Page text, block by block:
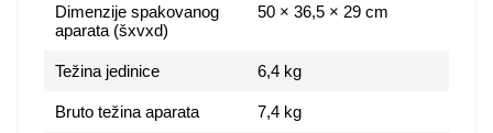
Dimenzije spakovanog
aparata (šxvxd)
50 × 36,5 × 29 cm
Težina jedinice 6,4 kg
Bruto težina aparata 7,4 kg